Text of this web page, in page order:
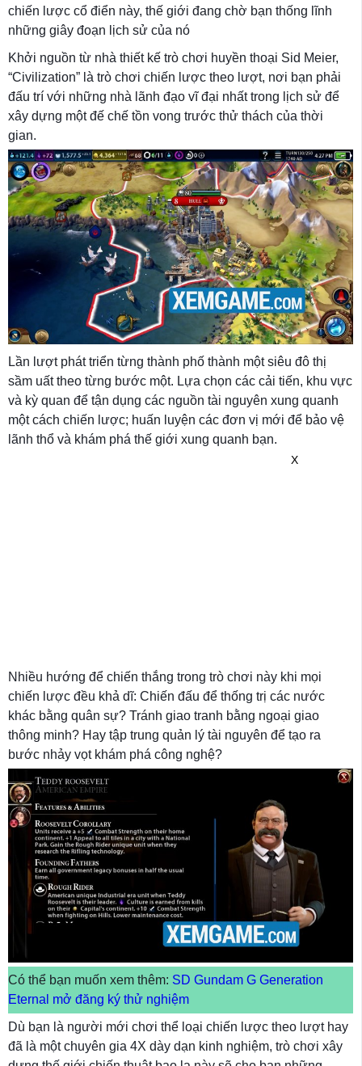
chiến lược cổ điển này, thế giới đang chờ bạn thống lĩnh
những giây đoạn lịch sử của nó
Khởi nguồn từ nhà thiết kế trò chơi huyền thoại Sid Meier,
“Civilization” là trò chơi chiến lược theo lượt, nơi bạn phải
đấu trí với những nhà lãnh đạo vĩ đại nhất trong lịch sử để
xây dựng một đế chế tồn vong trước thử thách của thời
gian.
Lần lượt phát triển từng thành phố thành một siêu đô thị
sầm uất theo từng bước một. Lựa chọn các cải tiến, khu vực
và kỳ quan để tận dụng các nguồn tài nguyên xung quanh
một cách chiến lược; huấn luyện các đơn vị mới để bảo vệ
lãnh thổ và khám phá thế giới xung quanh bạn.
X
Nhiều hướng để chiến thắng trong trò chơi này khi mọi
chiến lược đều khả dĩ: Chiến đấu để thống trị các nước
khác bằng quân sự? Tránh giao tranh bằng ngoại giao
thông minh? Hay tập trung quản lý tài nguyên để tạo ra
bước nhảy vọt khám phá công nghệ?
Có thể bạn muốn xem thêm: SD Gundam G Generation
Eternal mở đăng ký thử nghiệm
Dù bạn là người mới chơi thể loại chiến lược theo lượt hay
đã là một chuyên gia 4X dày dạn kinh nghiệm, trò chơi xây